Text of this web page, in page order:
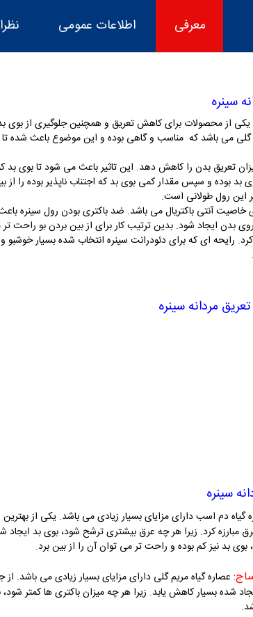
معرفی اطلاعات عمومی
سینره
یکی از محصولات برای کاهش تعریق و همچنین جلوگیری از بوی
گلی می باشد که مناسب و گاهی بوده و این موضوع باعث شده
تعریق بدن را کاهش دهد. این تاثیر باعث می شود تا بوی
بد بوده و سپس مقدار کمی بوی بد که اجتناب ناپذیر بوده را
این رول طولانی است.
خاصیت آنتی باکتریال می باشد. ضد باکتری بودن رول سینره
بدن ایجاد شود. بدین ترتیب کار برای از بین بردن بو
رایحه ای که برای دئودرانت سینره انتخاب شده بسیار
مردانه سینره
سینره
گیاه دم اسب دارای مزایای بسیار زیادی می باشد. یکی از
مبارزه کرد. زیرا هر چه عرق بیشتری ترشح شود، بوی بد
بوی بد نیز کم بوده و راحت تر می توان آن را از بین برد.
عصاره گیاه مریم گلی دارای مزایای بسیار زیادی می باشد.
شده بسیار کاهش یابد. زیرا هر چه میزان باکتری ها کمتر